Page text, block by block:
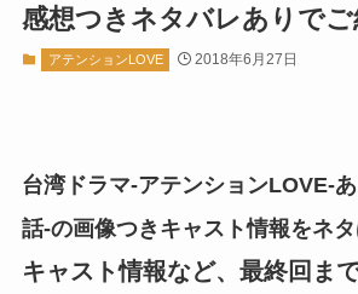
感想つきネタバレありでご
アテンションLOVE 2018年6月27日
台湾ドラマ-アテンションLOVE-
話-の画像つきキャスト情報をネタ
キャスト情報など、最終回ま